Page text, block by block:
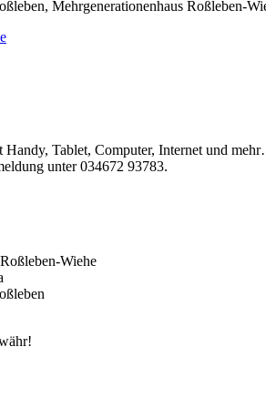
Mehrgenerationenhaus Roßleben-
Handy, Tablet, Computer, Internet und
unter 034672 93783.
Wiehe